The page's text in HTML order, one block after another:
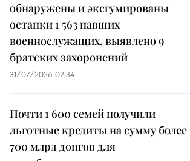
обнаружены и эксгумированы
останки 1 563 павших
военнослужащих, выявлено 9
братских захоронений
31/07/2026 02:34
Почти 1 600 семей получили
льготные кредиты на сумму более
700 млрд донгов для